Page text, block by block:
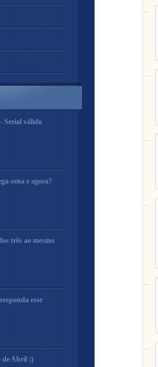
Serial válido
sena e agora?
três ao mesmo
esse
de Abril :)